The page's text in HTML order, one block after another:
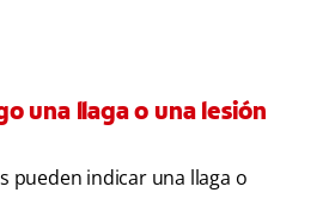
una llaga o una lesión
pueden indicar una llaga o